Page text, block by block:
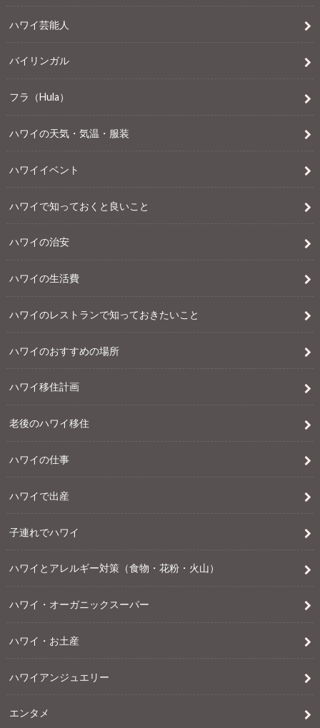
ハワイ芸能人
バイリンガル
フラ（Hula）
ハワイの天気・気温・服装
ハワイイベント
ハワイで知っておくと良いこと
ハワイの治安
ハワイの生活費
ハワイのレストランで知っておきたいこと
ハワイのおすすめの場所
ハワイ移住計画
老後のハワイ移住
ハワイの仕事
ハワイで出産
子連れでハワイ
ハワイとアレルギー対策（食物・花粉・火山）
ハワイ・オーガニックスーパー
ハワイ・お土産
ハワイアンジュエリー
エンタメ